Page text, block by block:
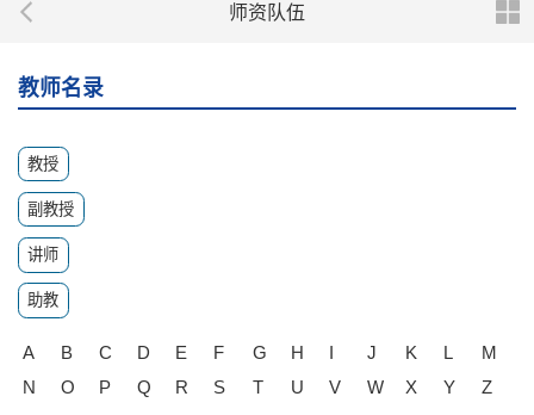
师资队伍
教师名录
教授
副教授
讲师
助教
A B C D E F G H J K L
M
N
O P Q R S T U V W X Y Z